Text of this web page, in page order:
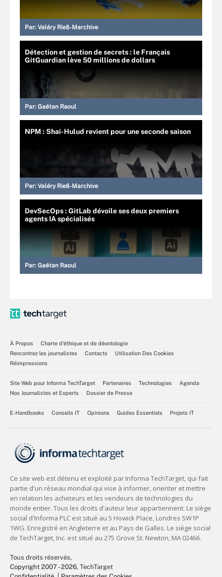
Par: Valéry Rieß-Marchive
Détection et gestion de secrets : le Français
GitGuardian lève 50 millions de dollars
Par: Gaétan Raoul
NPM : Shai-Hulud revient pour une seconde saison
Par: Valéry Rieß-Marchive
DevSecOps : GitLab dévoile ses deux premiers
agents IA spécialisés
Par: Gaétan Raoul
À Propos
Charte d’éthique et de déontologie
Rencontrez les journalistes
Contacts
Utilisation Des Cookies
Réimpressions
Site Web pour Informa TechTarget Partenaires Technologies
Agenda
Nos Journalistes et Experts
Dossier de Presse
E-Handbooks Conseils IT Opinions Guides Essentiels Projets IT
Tous droits réservés,
Copyright 2007 - 2026, TechTarget